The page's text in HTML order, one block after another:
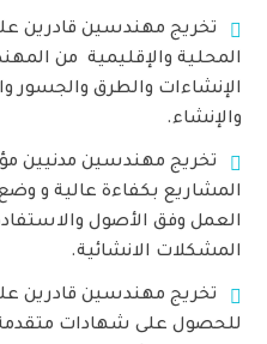
تخريج مهندسين قادرين
المحلية والإقليمية من
الإنشاءات والطرق والجسور
والإنشاء.
تخريج مهندسين مدنيين
المشاريع بكفاءة عالية و
العمل وفق الأصول
المشكلات الانشائية.
تخريج مهندسين قادرين
للحصول على شهادات